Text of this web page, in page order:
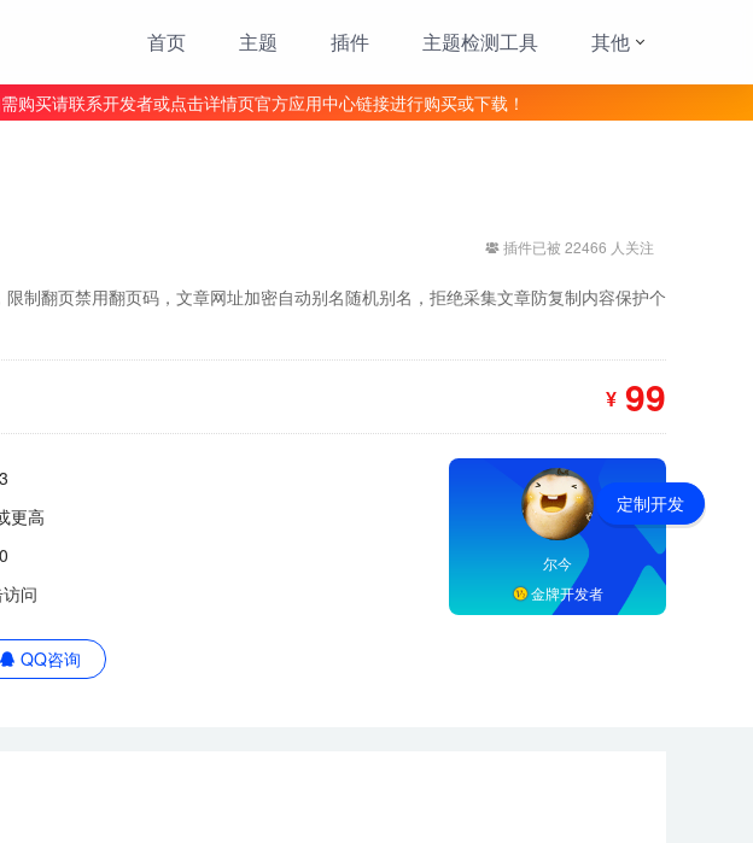
首页 主题 插件 主题检测工具 其他
买请联系开发者或点击详情页官方应用中心链接进行购买或下载！
插件已被 22466 人关注
制翻页禁用翻页码，文章网址加密自动别名随机别名，拒绝采集文章防复制内容保护个
¥ 99
更高
问
尔今
金牌开发者
QQ咨询
定制开发